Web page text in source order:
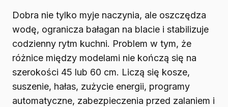
Dobra nie tylko myje naczynia, ale oszczędza
wodę, ogranicza bałagan na blacie i stabilizuje
codzienny rytm kuchni. Problem w tym, że
różnice między modelami nie kończą się na
szerokości 45 lub 60 cm. Liczą się kosze,
suszenie, hałas, zużycie energii, programy
automatyczne, zabezpieczenia przed zalaniem i